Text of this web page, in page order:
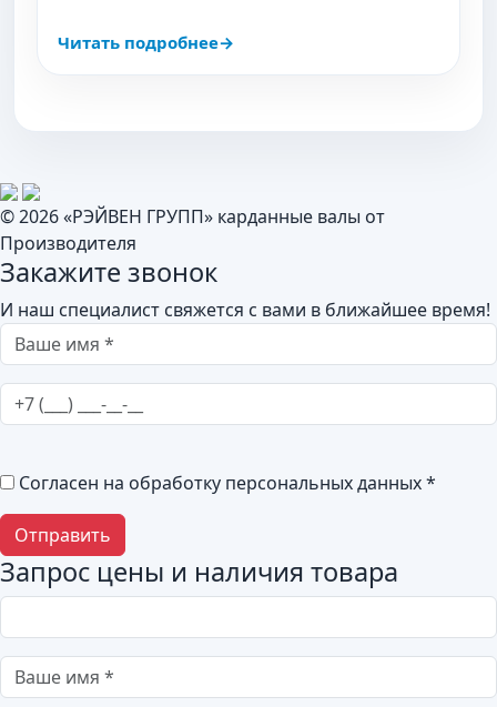
Читать подробнее
© 2026 «РЭЙВЕН ГРУПП» карданные валы от
Производителя
Закажите звонок
И наш специалист свяжется с вами в ближайшее время!
Согласен на обработку персональных данных *
Запрос цены и наличия товара